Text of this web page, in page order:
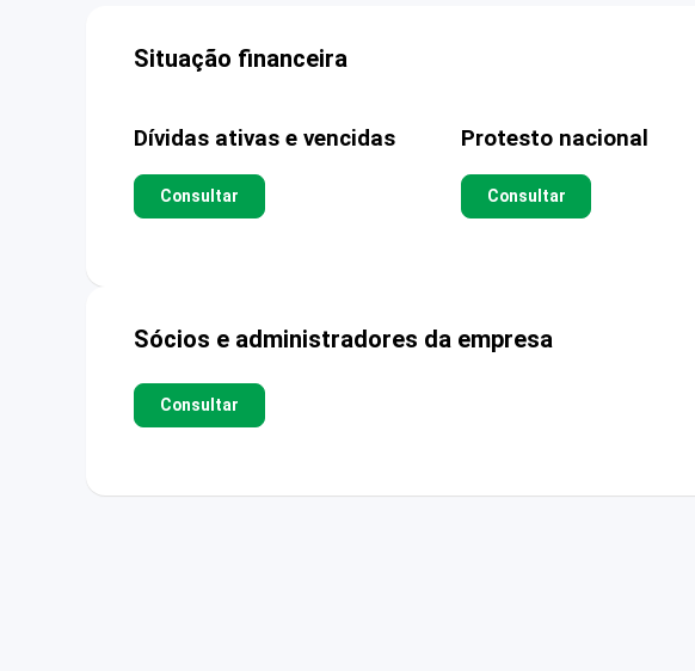
Situação financeira
Dívidas ativas e vencidas
Consultar
Protesto nacional
Consultar
Sócios e administradores da empresa
Consultar